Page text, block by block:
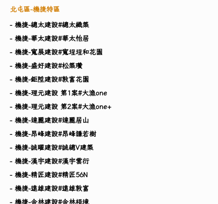
北屯區-機捷特區
- 機捷-總太建設#總太織築
- 機捷-華太建設#華太怡居
- 機捷-寬展建設#寬埕埕和花園
- 機捷-盛好建設#松築瓚
- 機捷-鉅陞建設#敦富花園
- 機捷-理元建設 第1案#大漁one
- 機捷-理元建設 第2案#大漁one+
- 機捷-達麗建設#達麗居山
- 機捷-昂峰建設#昂峰謙若樹
- 機捷-誠曜建設#誠總V建築
- 機捷-漢宇建設#漢宇雲衍
- 機捷-精匠建設#精匠56N
- 機捷-遠雄建設#遠雄敦富
- 機捷-金林建設#金林梧境